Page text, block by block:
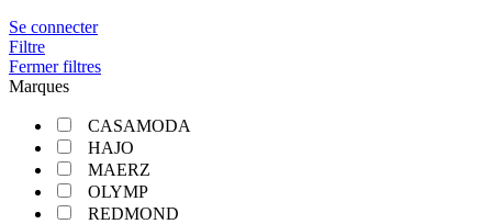
Se connecter
Filtre
Fermer filtres
Marques
CASAMODA
HAJO
MAERZ
OLYMP
REDMOND